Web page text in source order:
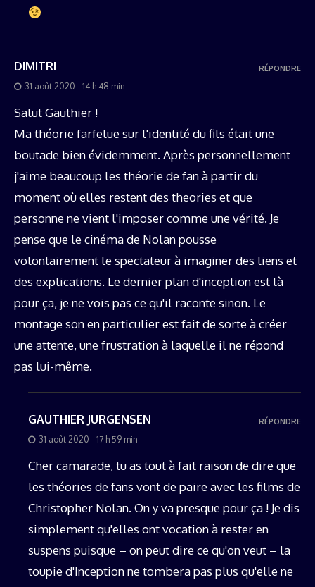
DIMITRI
31 août 2020 - 14 h 48 min
Salut Gauthier !
Ma théorie farfelue sur l'identité du fils était une
boutade bien évidemment. Après personnellement
j'aime beaucoup les théorie de fan à partir du
moment où elles restent des theories et que
personne ne vient l'imposer comme une vérité. Je
pense que le cinéma de Nolan pousse
volontairement le spectateur à imaginer des liens et
des explications. Le dernier plan d'inception est là
pour ça, je ne vois pas ce qu'il raconte sinon. Le
montage son en particulier est fait de sorte à créer
une attente, une frustration à laquelle il ne répond
pas lui-même.
RÉPONDRE
GAUTHIER JURGENSEN
31 août 2020 - 17 h 59 min
Cher camarade, tu as tout à fait raison de dire que
les théories de fans vont de paire avec les films de
Christopher Nolan. On y va presque pour ça ! Je dis
simplement qu'elles ont vocation à rester en
suspens puisque – on peut dire ce qu'on veut – la
toupie d'Inception ne tombera pas plus qu'elle ne
RÉPONDRE